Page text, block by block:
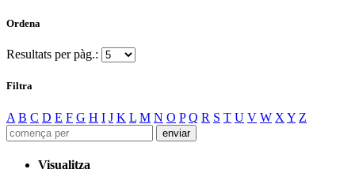
Ordena
Resultats per pàg.:
Filtra
A B C D E F G H I J K L M N O P Q R S T U V W X Y Z
Visualitza